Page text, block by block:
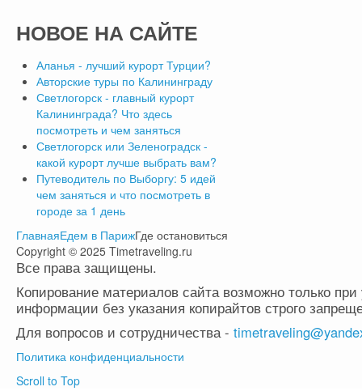
НОВОЕ НА САЙТЕ
Аланья - лучший курорт Турции?
Авторские туры по Калининграду
Светлогорск - главный курорт
Калининграда? Что здесь
посмотреть и чем заняться
Светлогорск или Зеленоградск -
какой курорт лучше выбрать вам?
Путеводитель по Выборгу: 5 идей
чем заняться и что посмотреть в
городе за 1 день
ГлавнаяЕдем в ПарижГде остановиться
Copyright © 2025 Timetraveling.ru
Все права защищены.
Копирование материалов сайта возможно только
информации без указания копирайтов строго
Для вопросов и сотрудничества -
Политика конфиденциальности
Scroll to Top